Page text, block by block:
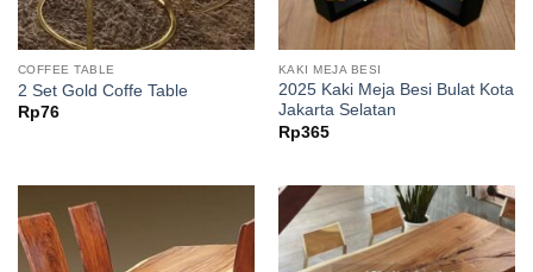
COFFEE TABLE
2 Set Gold Coffe Table
Rp76
KAKI MEJA BESI
2025 Kaki Meja Besi Bulat Kota
Jakarta Selatan
Rp365